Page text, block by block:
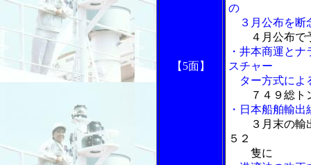
【5面】
の
３月公布を断
４月公布で
・井本商運と
スチャー
ター方式によ
７４９総
・日本船舶輸
３月末の
５２
隻に